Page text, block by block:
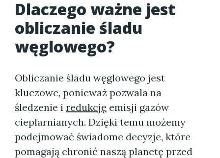
Dlaczego ważne jest
obliczanie śladu
węglowego?
Obliczanie śladu węglowego jest
kluczowe, ponieważ pozwala na
śledzenie i redukcję emisji gazów
cieplarnianych. Dzięki temu możemy
podejmować świadome decyzje, które
pomagają chronić naszą planetę przed